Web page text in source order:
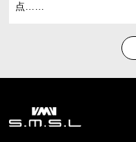
点……